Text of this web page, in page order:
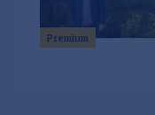
Premium